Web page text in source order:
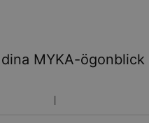
MYKA-ögonblick